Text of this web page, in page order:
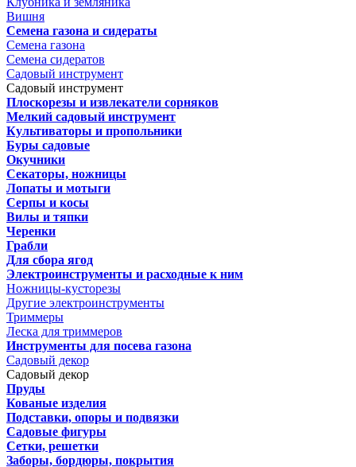
Вишня
Семена газона и сидераты
Семена газона
Семена сидератов
Садовый инструмент
Садовый инструмент
Плоскорезы и извлекатели сорняков
Мелкий садовый инструмент
Культиваторы и пропольники
Буры садовые
Окучники
Секаторы, ножницы
Лопаты и мотыги
Серпы и косы
Вилы и тяпки
Черенки
Грабли
Для сбора ягод
Электроинструменты и расходные к ним
Ножницы-кусторезы
Другие электроинструменты
Триммеры
Леска для триммеров
Инструменты для посева газона
Садовый декор
Садовый декор
Пруды
Кованые изделия
Подставки, опоры и подвязки
Садовые фигуры
Сетки, решетки
Заборы, бордюры, покрытия